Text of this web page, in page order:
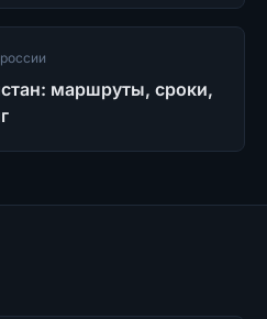
маршруты, сроки,